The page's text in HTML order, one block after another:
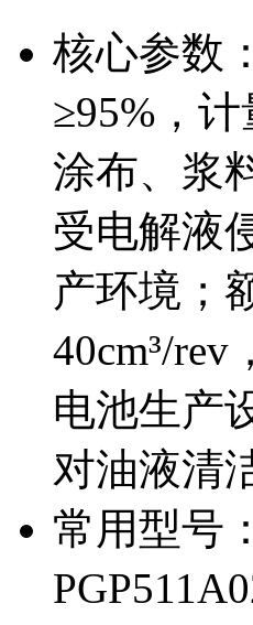
核心参数
≥95%，
涂布、浆
受电解液
产环境；
40cm³/
电池生产
对油液清
常用型号